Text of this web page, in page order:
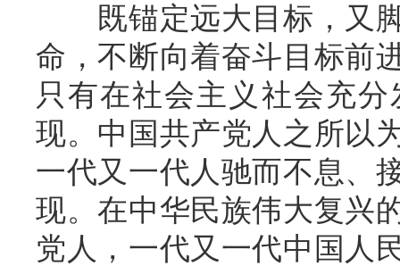
既锚定远大目标，又脚
命，不断向着奋斗目标前
只有在社会主义社会充
现。中国共产党人之所以
一代又一代人驰而不息、
现。在中华民族伟大复兴
党人，一代又一代中国人